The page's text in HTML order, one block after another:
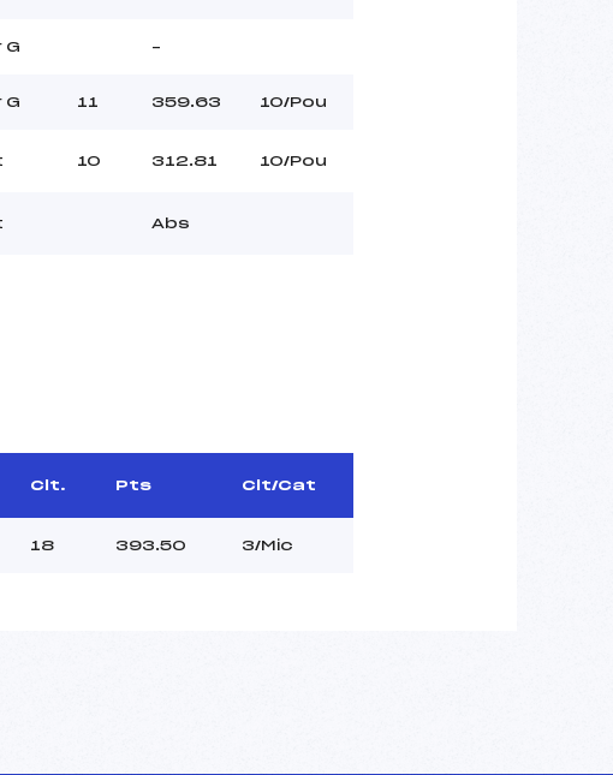
G –
G 11 359.63 10/Pou
10 312.81 10/Pou
Abs
Clt. Pts Clt/Cat
18 393.50 3/Mic